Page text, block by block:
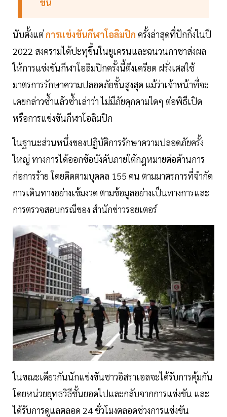
ขึ้น
นับตั้งแต่การแข่งขันกีฬาโอลิมปิก ครั้งล่าสุดที่ปักกิ่งในปี
2022 สงครามได้ปะทุขึ้นในยูเครนและฉนวนกาซาส่งผล
ให้การแข่งขันกีฬาโอลิมปิกครั้งนี้ตึงเครียด ฝรั่งเศสใช้
มาตรการรักษาความปลอดภัยขั้นสูงสุด แม้ว่าเจ้าหน้าที่จะ
เคยกล่าวซ้ำแล้วซ้ำเล่าว่า ไม่มีภัยคุกคามใดๆ ต่อพิธีเปิด
หรือการแข่งขันกีฬาโอลิมปิก
ในฐานะส่วนหนึ่งของปฏิบัติการรักษาความปลอดภัยครั้ง
ใหญ่ ทางการได้ออกข้อบังคับภายใต้กฎหมายต่อต้านการ
ก่อการร้าย โดยติดตามบุคคล 155 คน ตามมาตรการที่จำกัด
การเดินทางอย่างเข้มงวด ตามข้อมูลอย่างเป็นทางการและ
การตรวจสอบกรณีของ สำนักข่าวรอยเตอร์
ในขณะเดียวกันนักแข่งขันชาวอิสราเอลจะได้รับการคุ้มกัน
โดยหน่วยยุทธวิธีชั้นยอดไปและกลับจากการแข่งขัน และ
ได้รับการดูแลตลอด 24 ชั่วโมงตลอดช่วงการแข่งขัน